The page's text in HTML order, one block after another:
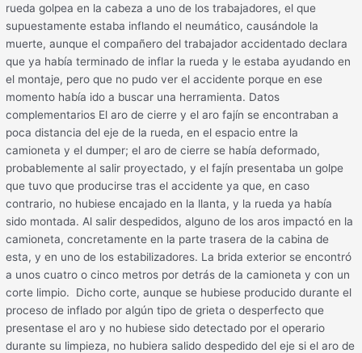
rueda golpea en la cabeza a uno de los trabajadores, el que
supuestamente estaba inflando el neumático, causándole la
muerte, aunque el compañero del trabajador accidentado declara
que ya había terminado de inflar la rueda y le estaba ayudando en
el montaje, pero que no pudo ver el accidente porque en ese
momento había ido a buscar una herramienta. Datos
complementarios El aro de cierre y el aro fajín se encontraban a
poca distancia del eje de la rueda, en el espacio entre la
camioneta y el dumper; el aro de cierre se había deformado,
probablemente al salir proyectado, y el fajín presentaba un golpe
que tuvo que producirse tras el accidente ya que, en caso
contrario, no hubiese encajado en la llanta, y la rueda ya había
sido montada. Al salir despedidos, alguno de los aros impactó en la
camioneta, concretamente en la parte trasera de la cabina de
esta, y en uno de los estabilizadores. La brida exterior se encontró
a unos cuatro o cinco metros por detrás de la camioneta y con un
corte limpio. Dicho corte, aunque se hubiese producido durante el
proceso de inflado por algún tipo de grieta o desperfecto que
presentase el aro y no hubiese sido detectado por el operario
durante su limpieza, no hubiera salido despedido del eje si el aro de